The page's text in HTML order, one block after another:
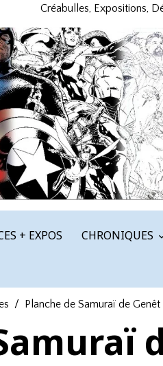
Créabulles, Expositions,
+ EXPOS CHRONIQUES
Planche de Samuraï de Genêt